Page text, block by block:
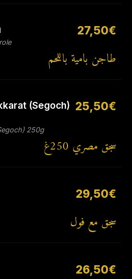
27,50€
طاجن بامية باللحم
(Segoch)
250g
25,50€
سجق مصري ‎250غ
29,50€
سجق مع فول
26,50€